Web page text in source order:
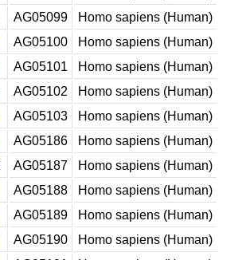
AG05099
Homo sapiens (Human)
AG05100
Homo sapiens (Human)
AG05101
Homo sapiens (Human)
AG05102
Homo sapiens (Human)
AG05103
Homo sapiens (Human)
AG05186
Homo sapiens (Human)
AG05187
Homo sapiens (Human)
AG05188
Homo sapiens (Human)
AG05189
Homo sapiens (Human)
AG05190
Homo sapiens (Human)